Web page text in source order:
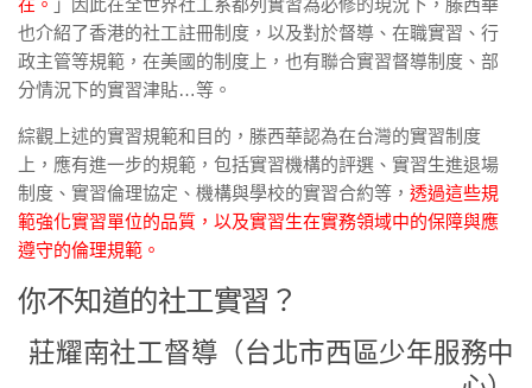
在。 」因此在全世界社工系都列實習為必修的現況下，滕西華
也介紹了香港的社工註冊制度，以及對於督導、在職實習、行
政主管等規範，在美國的制度上，也有聯合實習督導制度、部
分情況下的實習津貼…等。
綜觀上述的實習規範和目的，滕西華認為在台灣的實習制度
上，應有進一步的規範，包括實習機構的評選、實習生進退場
制度、實習倫理協定、機構與學校的實習合約等， 透過這些規
範強化實習單位的品質，以及實習生在實務領域中的保障與應
遵守的倫理規範。
你不知道的社工實習？
莊耀南社工督導（台北市西區少年服務中